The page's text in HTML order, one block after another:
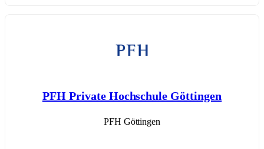
PFH Private Hochschule Göttingen
PFH Göttingen